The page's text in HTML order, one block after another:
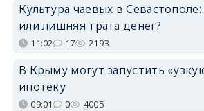
Культура чаевых в
или лишняя трата денег?
11:02 17 2193
В Крыму могут запустить
ипотеку
09:01 0 4005